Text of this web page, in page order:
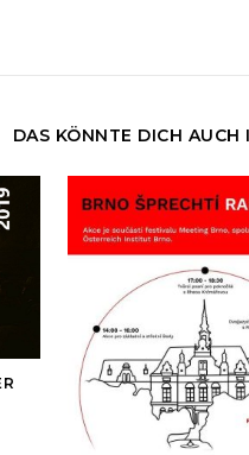
DAS KÖNNTE DICH AUCH